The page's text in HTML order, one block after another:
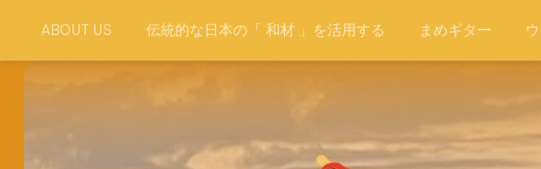
コンテンツへスキップ
ABOUT US 伝統的な日本の「 和材 」を活用する まめギター